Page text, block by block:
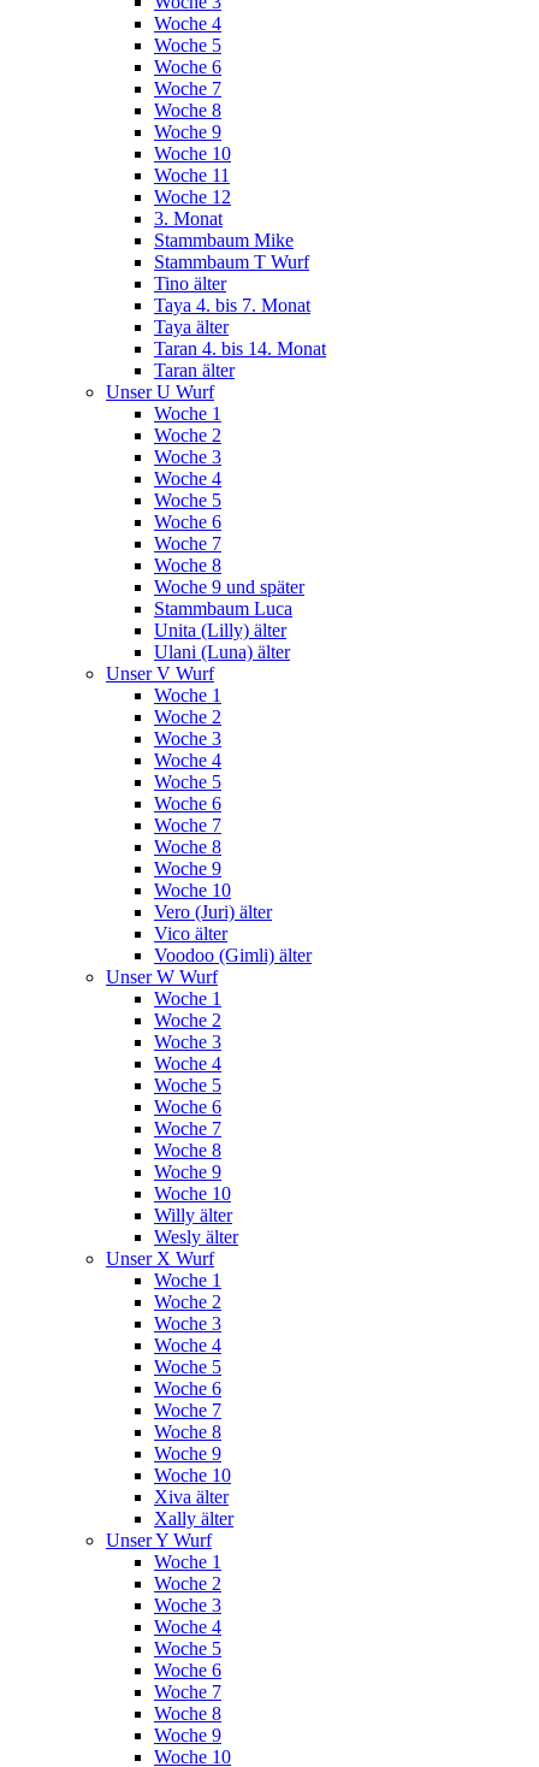
Woche 4
Woche 5
Woche 6
Woche 7
Woche 8
Woche 9
Woche 10
Woche 11
Woche 12
3. Monat
Stammbaum Mike
Stammbaum T Wurf
Tino älter
Taya 4. bis 7. Monat
Taya älter
Taran 4. bis 14. Monat
Taran älter
Unser U Wurf
Woche 1
Woche 2
Woche 3
Woche 4
Woche 5
Woche 6
Woche 7
Woche 8
Woche 9 und später
Stammbaum Luca
Unita (Lilly) älter
Ulani (Luna) älter
Unser V Wurf
Woche 1
Woche 2
Woche 3
Woche 4
Woche 5
Woche 6
Woche 7
Woche 8
Woche 9
Woche 10
Vero (Juri) älter
Vico älter
Voodoo (Gimli) älter
Unser W Wurf
Woche 1
Woche 2
Woche 3
Woche 4
Woche 5
Woche 6
Woche 7
Woche 8
Woche 9
Woche 10
Willy älter
Wesly älter
Unser X Wurf
Woche 1
Woche 2
Woche 3
Woche 4
Woche 5
Woche 6
Woche 7
Woche 8
Woche 9
Woche 10
Xiva älter
Xally älter
Unser Y Wurf
Woche 1
Woche 2
Woche 3
Woche 4
Woche 5
Woche 6
Woche 7
Woche 8
Woche 9
Woche 10